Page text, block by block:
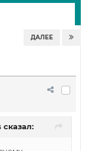
ДАЛЕЕ
сказал: